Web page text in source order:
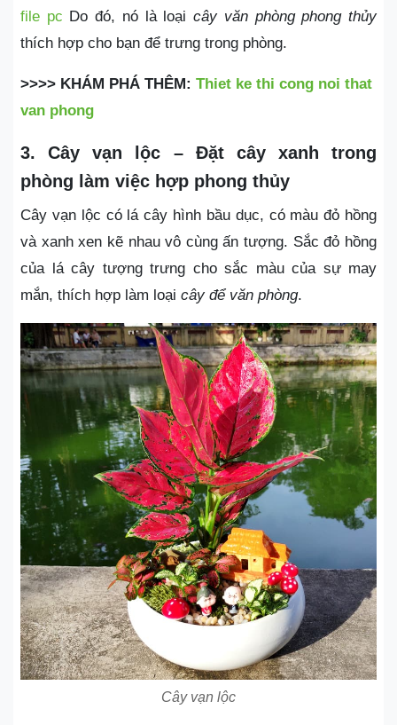
file pc Do đó, nó là loạicây văn phòng phong thủy
thích hợp cho bạn để trưng trong phòng.
>>>> KHÁM PHÁ THÊM: Thiet ke thi cong noi that
van phong
3. Cây vạn lộc – Đặt cây xanh trong
phòng làm việc hợp phong thủy
Cây vạn lộc có lá cây hình bầu dục, có màu đỏ hồng
và xanh xen kẽ nhau vô cùng ấn tượng. Sắc đỏ hồng
của lá cây tượng trưng cho sắc màu của sự may
mắn, thích hợp làm loại cây để văn phòng.
Cây vạn lộc